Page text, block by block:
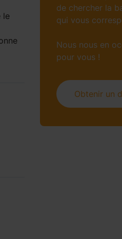
le
de chercher la
qui vous
Nous nous en
pour vous !
Obtenir un